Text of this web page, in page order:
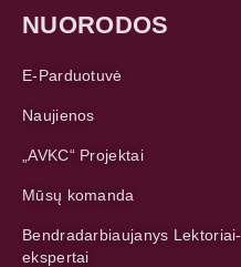
NUORODOS
E-Parduotuvė
Naujienos
„AVKC“ Projektai
Mūsų komanda
Bendradarbiaujanys Lektoriai-
ekspertai